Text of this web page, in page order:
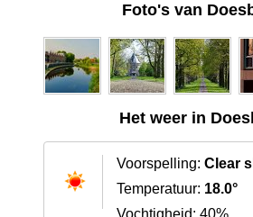
Foto's van
Het weer in
Voorspelling: Clear
Temperatuur: 18.0°